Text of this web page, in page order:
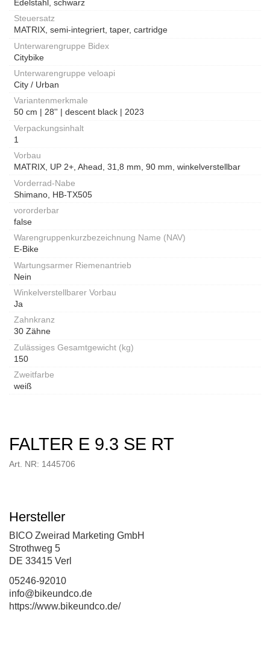
Edelstahl, schwarz
Steuersatz
MATRIX, semi-integriert, taper, cartridge
Unterwarengruppe Bidex
Citybike
Unterwarengruppe veloapi
City / Urban
Variantenmerkmale
50 cm | 28'' | descent black | 2023
Verpackungsinhalt
1
Vorbau
MATRIX, UP 2+, Ahead, 31,8 mm, 90 mm, winkelverstellbar
Vorderrad-Nabe
Shimano, HB-TX505
vororderbar
false
Warengruppenkurzbezeichnung Name (NAV)
E-Bike
Wartungsarmer Riemenantrieb
Nein
Winkelverstellbarer Vorbau
Ja
Zahnkranz
30 Zähne
Zulässiges Gesamtgewicht (kg)
150
Zweitfarbe
weiß
FALTER E 9.3 SE RT
Art. NR: 1445706
Hersteller
BICO Zweirad Marketing GmbH
Strothweg 5
DE 33415 Verl
05246-92010
info@bikeundco.de
https://www.bikeundco.de/